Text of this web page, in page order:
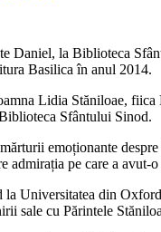
Daniel, la Biblioteca
Basilica în anul 2014.
Lidia Stăniloae,
Sfântului Sinod.
emoționante
admirația pe care a
Universitatea din
sale cu Părintele